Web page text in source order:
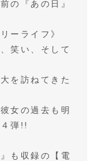
の『あの日』
ーライフ》
笑い、そして
を訪ねてきた
女の過去も明
弾!!
も収録の【電